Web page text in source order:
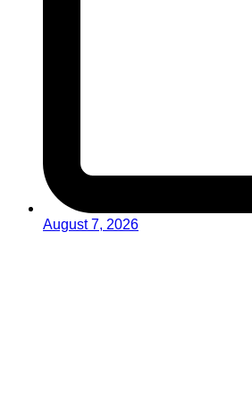
August 7, 2026